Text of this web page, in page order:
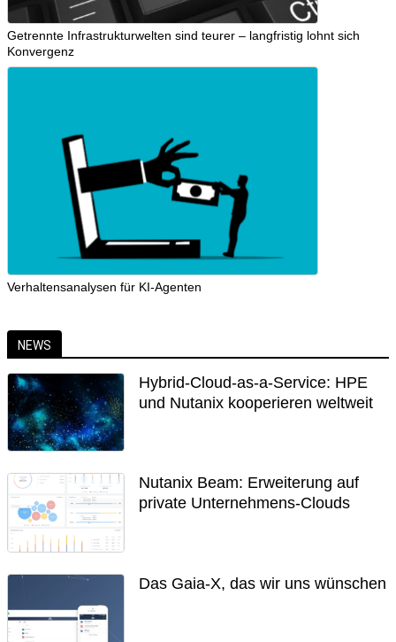
Getrennte Infrastrukturwelten sind teurer – langfristig lohnt sich
Konvergenz
Verhaltensanalysen für KI-Agenten
NEWS
Hybrid-Cloud-as-a-Service: HPE
und Nutanix kooperieren weltweit
Nutanix Beam: Erweiterung auf
private Unternehmens-Clouds
Das Gaia-X, das wir uns wünschen